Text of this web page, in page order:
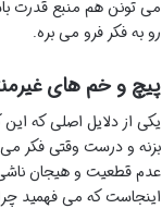
می تونن هم منبع قدرت
رو به فکر فرو می بره.
پیچ و خم های
یکی از دلایل اصلی که
بزنه و درست وقتی فکر
عدم قطعیت و هیجان ناشی
اینجاست که می فهمید